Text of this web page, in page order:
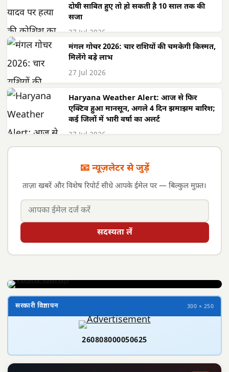
दोषी साबित हुए तो हो सकती है 10 साल तक की
सजा
27 Jul 2026
मंगल गोचर 2026: चार राशियों की चमकेगी किस्मत,
मिलेंगे बड़े लाभ
27 Jul 2026
Haryana Weather Alert: आज से फिर
एक्टिव हुआ मानसून, अगले 4 दिन झमाझम बारिश;
कई जिलों में भारी वर्षा का अलर्ट
27 Jul 2026
📧 न्यूज़लेटर से जुड़ें
ताज़ा खबरें और विशेष रिपोर्ट सीधे आपके ईमेल पर — बिल्कुल मुफ़्त।
सदस्यता लें
सरकारी विज्ञापन 300 × 250
260808000050625